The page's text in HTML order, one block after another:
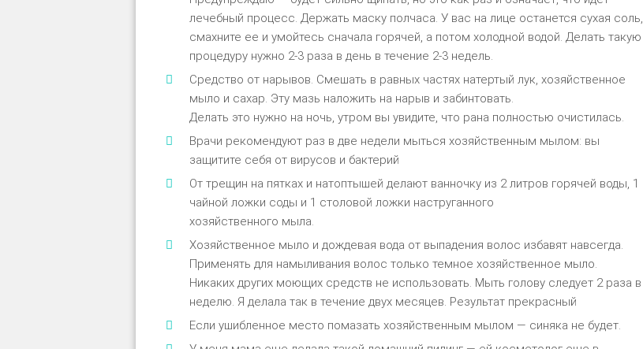
лечебный процесс. Держать маску полчаса. У вас на лице останется сухая соль,
смахните ее и умойтесь сначала горячей, а потом холодной водой. Делать такую
процедуру нужно 2-3 раза в день в течение 2-3 недель.
Средство от нарывов. Смешать в равных частях натертый лук, хозяйственное
мыло и сахар. Эту мазь наложить на нарыв и забинтовать.
Делать это нужно на ночь, утром вы увидите, что рана полностью очистилась.
Врачи рекомендуют раз в две недели мыться хозяйственным мылом: вы
защитите себя от вирусов и бактерий
От трещин на пятках и натоптышей делают ванночку из 2 литров горячей воды, 1
чайной ложки соды и 1 столовой ложки наструганного
хозяйственного мыла.
Хозяйственное мыло и дождевая вода от выпадения волос избавят навсегда.
Применять для намыливания волос только темное хозяйственное мыло.
Никаких других моющих средств не использовать. Мыть голову следует 2 раза в
неделю. Я делала так в течение двух месяцев. Результат прекрасный
Если ушибленное место помазать хозяйственным мылом — синяка не будет.